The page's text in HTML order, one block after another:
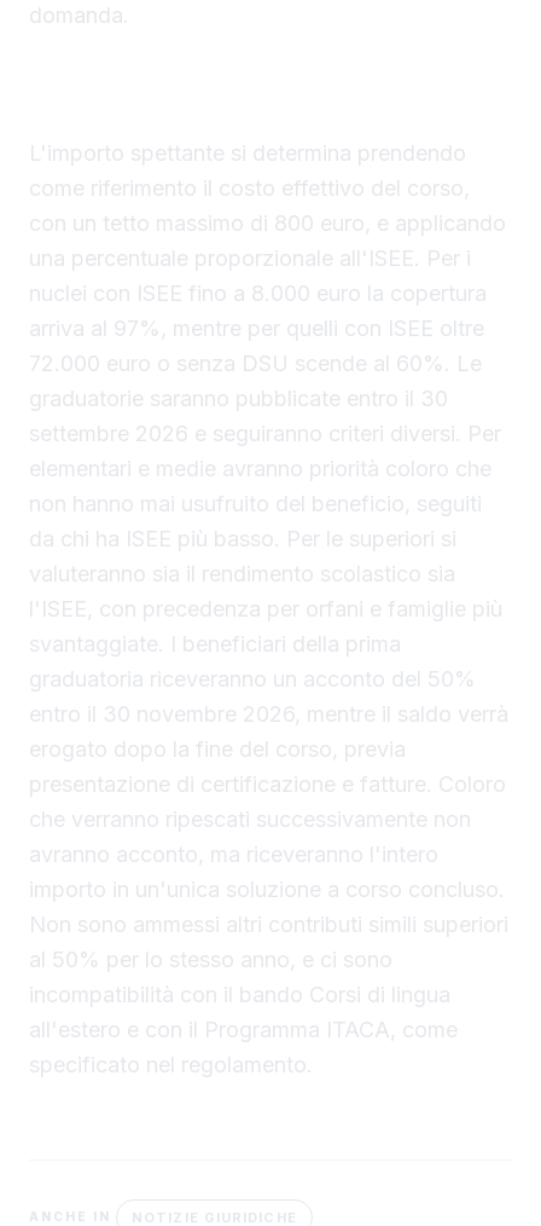
domanda.
L'importo spettante si determina prendendo
come riferimento il costo effettivo del corso,
con un tetto massimo di 800 euro, e applicando
una percentuale proporzionale all'ISEE. Per i
nuclei con ISEE fino a 8.000 euro la copertura
arriva al 97%, mentre per quelli con ISEE oltre
72.000 euro o senza DSU scende al 60%. Le
graduatorie saranno pubblicate entro il 30
settembre 2026 e seguiranno criteri diversi. Per
elementari e medie avranno priorità coloro che
non hanno mai usufruito del beneficio, seguiti
da chi ha ISEE più basso. Per le superiori si
valuteranno sia il rendimento scolastico sia
l'ISEE, con precedenza per orfani e famiglie più
svantaggiate. I beneficiari della prima
graduatoria riceveranno un acconto del 50%
entro il 30 novembre 2026, mentre il saldo verrà
erogato dopo la fine del corso, previa
presentazione di certificazione e fatture. Coloro
che verranno ripescati successivamente non
avranno acconto, ma riceveranno l'intero
importo in un'unica soluzione a corso concluso.
Non sono ammessi altri contributi simili superiori
al 50% per lo stesso anno, e ci sono
incompatibilità con il bando Corsi di lingua
all'estero e con il Programma ITACA, come
specificato nel regolamento.
ANCHE IN NOTIZIE GIURIDICHE